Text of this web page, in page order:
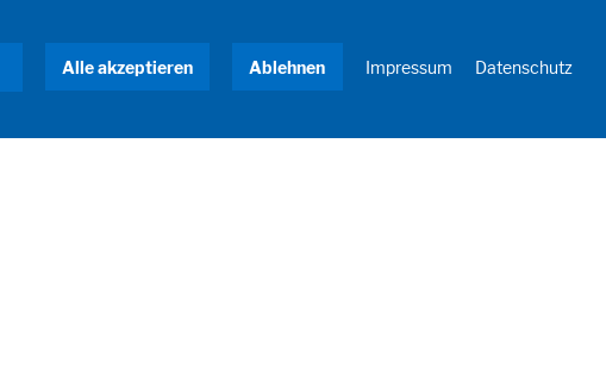
Alle akzeptieren Ablehnen Impressum Datenschutz